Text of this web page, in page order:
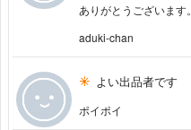
ありがとうございます。
aduki-chan
よい出品者です
ポイポイ